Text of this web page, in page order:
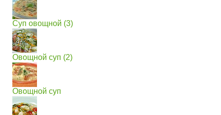
Суп овощной (3)
Овощной суп (2)
Овощной суп